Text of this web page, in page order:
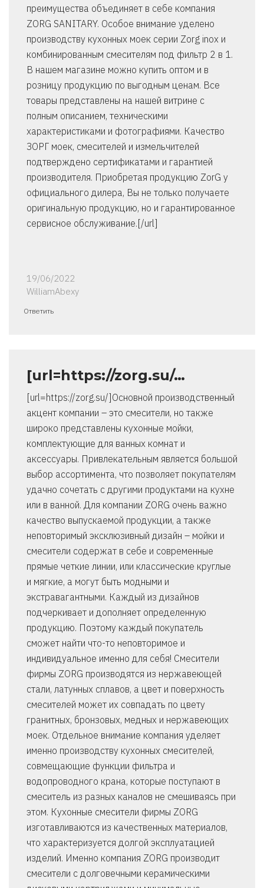
преимущества объединяет в себе компания
ZORG SANITARY. Особое внимание уделено
производству кухонных моек серии Zorg inox и
комбинированным смесителям под фильтр 2 в 1.
В нашем магазине можно купить оптом и в
розницу продукцию по выгодным ценам. Все
товары представлены на нашей витрине с
полным описанием, техническими
характеристиками и фотографиями. Качество
ЗОРГ моек, смесителей и измельчителей
подтверждено сертификатами и гарантией
производителя. Приобретая продукцию ZorG у
официального дилера, Вы не только получаете
оригинальную продукцию, но и гарантированное
сервисное обслуживание.[/url]
19/06/2022
WilliamAbexy
Ответить
[url=https://zorg.su/…
[url=https://zorg.su/]Основной производственный
акцент компании – это смесители, но также
широко представлены кухонные мойки,
комплектующие для ванных комнат и
аксессуары. Привлекательным является большой
выбор ассортимента, что позволяет покупателям
удачно сочетать с другими продуктами на кухне
или в ванной. Для компании ZORG очень важно
качество выпускаемой продукции, а также
неповторимый эксклюзивный дизайн – мойки и
смесители содержат в себе и современные
прямые четкие линии, или классические круглые
и мягкие, а могут быть модными и
экстравагантными. Каждый из дизайнов
подчеркивает и дополняет определенную
продукцию. Поэтому каждый покупатель
сможет найти что-то неповторимое и
индивидуальное именно для себя! Смесители
фирмы ZORG производятся из нержавеющей
стали, латунных сплавов, а цвет и поверхность
смесителей может их совпадать по цвету
гранитных, бронзовых, медных и нержавеющих
моек. Отдельное внимание компания уделяет
именно производству кухонных смесителей,
совмещающие функции фильтра и
водопроводного крана, которые поступают в
смеситель из разных каналов не смешиваясь при
этом. Кухонные смесители фирмы ZORG
изготавливаются из качественных материалов,
что характеризуется долгой эксплуатацией
изделий. Именно компания ZORG производит
смесители с долговечными керамическими